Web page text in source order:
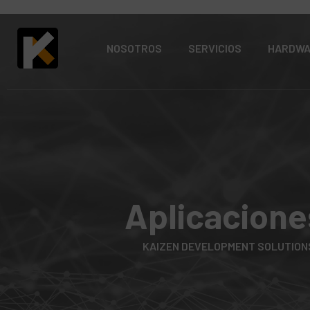
NOSOTROS SERVICIOS
KAIZEN DEVELOPMENT